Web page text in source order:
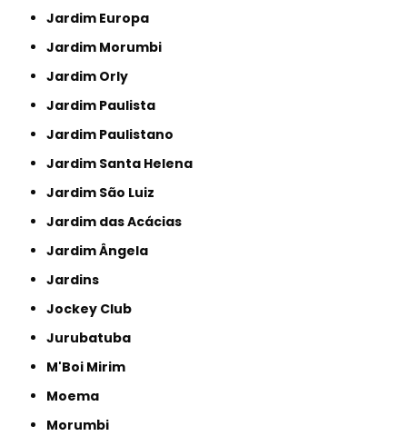
Jardim Europa
Jardim Morumbi
Jardim Orly
Jardim Paulista
Jardim Paulistano
Jardim Santa Helena
Jardim São Luiz
Jardim das Acácias
Jardim Ângela
Jardins
Jockey Club
Jurubatuba
M'Boi Mirim
Moema
Morumbi